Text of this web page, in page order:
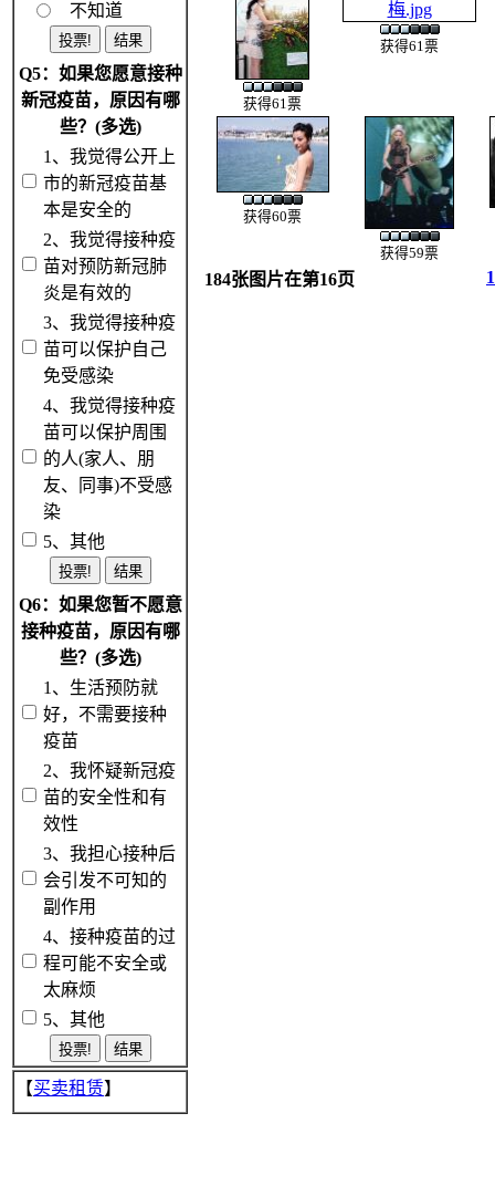
不知道
Q5：如果您愿意接种
新冠疫苗，原因有哪
些？(多选)
1、我觉得公开上
市的新冠疫苗基
本是安全的
2、我觉得接种疫
苗对预防新冠肺
炎是有效的
3、我觉得接种疫
苗可以保护自己
免受感染
4、我觉得接种疫
苗可以保护周围
的人(家人、朋
友、同事)不受感
染
5、其他
Q6：如果您暂不愿意
接种疫苗，原因有哪
些？(多选)
1、生活预防就
好，不需要接种
疫苗
2、我怀疑新冠疫
苗的安全性和有
效性
3、我担心接种后
会引发不可知的
副作用
4、接种疫苗的过
程可能不安全或
太麻烦
5、其他
【买卖租赁】
获得61票
获得61票
获得60票
获得59票
184张图片在第16页 1